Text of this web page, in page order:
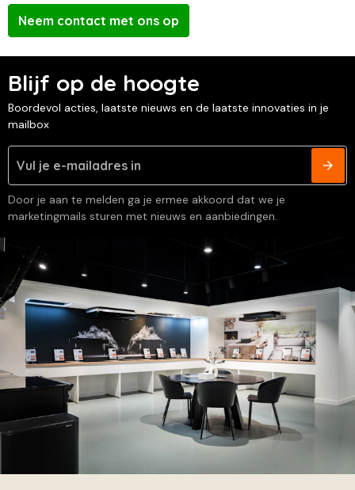
Neem contact met ons op
Blijf op de hoogte
Boordevol acties, laatste nieuws en de laatste innovaties in je
mailbox
Door je aan te melden ga je ermee akkoord dat we je
marketingmails sturen met nieuws en aanbiedingen.